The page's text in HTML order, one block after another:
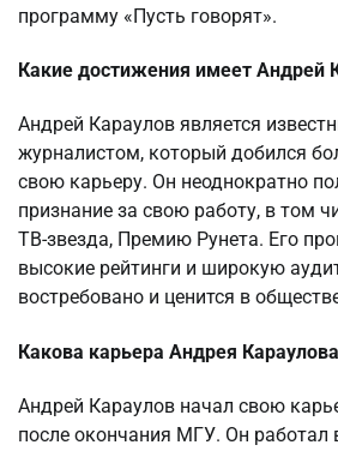
программу «Пусть говорят».
Какие достижения имеет Андрей
Андрей Караулов является
журналистом, который добился
свою карьеру. Он неоднократно
признание за свою работу, в том
ТВ-звезда, Премию Рунета. Его
высокие рейтинги и широкую
востребовано и ценится в
Какова карьера Андрея
Андрей Караулов начал свою
после окончания МГУ. Он работал